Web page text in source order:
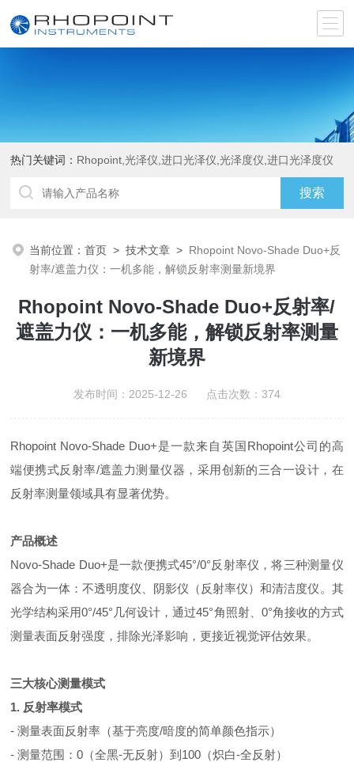
热门关键词： Rhopoint,光泽仪,进口光泽仪,光泽度仪,进口光泽度仪
当前位置：首页 >技术文章 > Rhopoint Novo-Shade Duo+反
射率/遮盖力仪：一机多能，解锁反射率测量新境界
Rhopoint Novo-Shade Duo+反射率/
遮盖力仪：一机多能，解锁反射率测量
新境界
发布时间：2025-12-26 点击次数：374
Rhopoint Novo-Shade Duo+是一款来自英国Rhopoint公司的高
端便携式反射率/遮盖力测量仪器，采用创新的三合一设计，在
反射率测量领域具有显著优势。
产品概述
Novo-Shade Duo+是一款便携式45°/0°反射率仪，将三种测量仪
器合为一体：不透明度仪、阴影仪（反射率仪）和清洁度仪。其
光学结构采用0°/45°几何设计，通过45°角照射、0°角接收的方式
测量表面反射强度，排除光泽影响，更接近视觉评估效果。
三大核心测量模式
1. 反射率模式
- 测量表面反射率（基于亮度/暗度的简单颜色指示）
- 测量范围：0（全黑-无反射）到100（炽白-全反射）